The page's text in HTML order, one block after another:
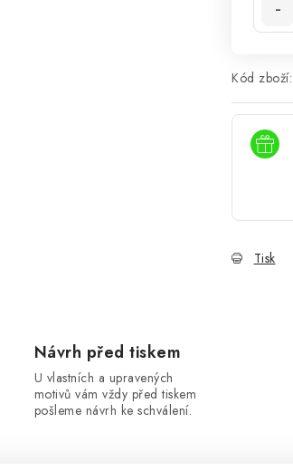
Kód zboží:
Tisk
Návrh před tiskem
U vlastních a upravených
motivů vám vždy před tiskem
pošleme návrh ke schválení.